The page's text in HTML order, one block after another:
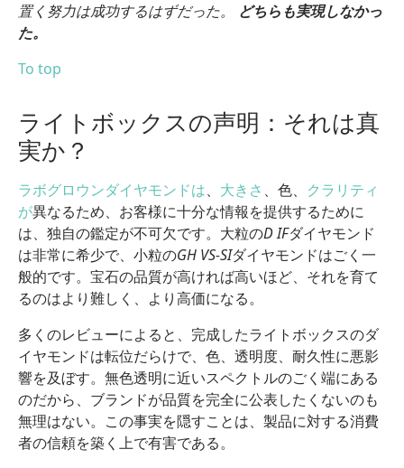
置く努力は成功するはずだった。 どちらも実現しなかっ
た。
To top
ライトボックスの声明：それは真
実か？
ラボグロウンダイヤモンドは、 大きさ 、色、 クラリティ
が異なるため、お客様に十分な情報を提供するために
は、独自の鑑定が不可欠です。大粒のD IFダイヤモンド
は非常に希少で、小粒のGH VS-SIダイヤモンドはごく一
般的です。宝石の品質が高ければ高いほど、それを育て
るのはより難しく、より高価になる。
多くのレビューによると、完成したライトボックスのダ
イヤモンドは転位だらけで、色、透明度、耐久性に悪影
響を及ぼす。無色透明に近いスペクトルのごく端にある
のだから、ブランドが品質を完全に公表したくないのも
無理はない。この事実を隠すことは、製品に対する消費
者の信頼を築く上で有害である。